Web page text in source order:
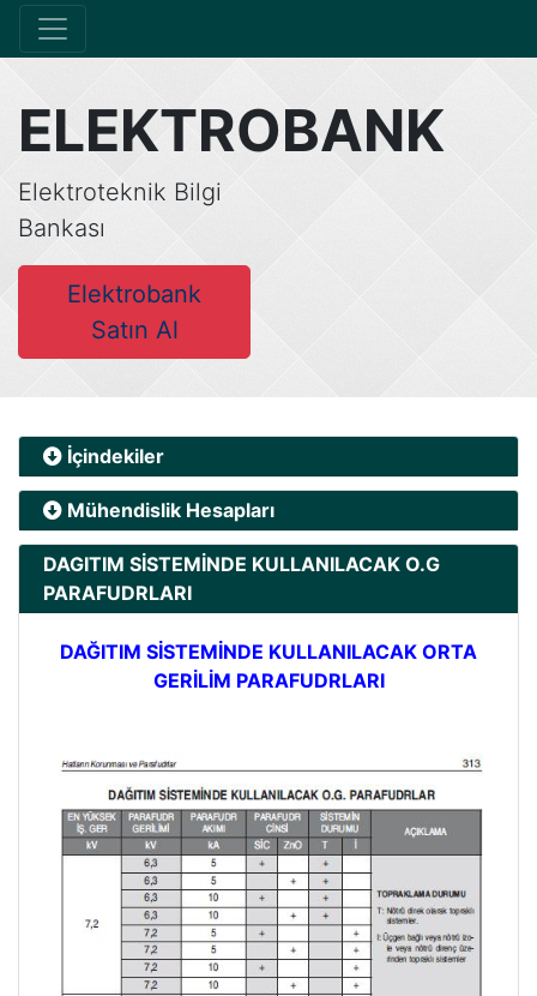
ELEKTROBANK
Elektroteknik Bilgi
Bankası
Elektrobank
Satın Al
İçindekiler
Mühendislik Hesapları
DAGITIM SİSTEMİNDE KULLANILACAK O.G
PARAFUDRLARI
DAĞITIM SİSTEMİNDE KULLANILACAK ORTA
GERİLİM PARAFUDRLARI